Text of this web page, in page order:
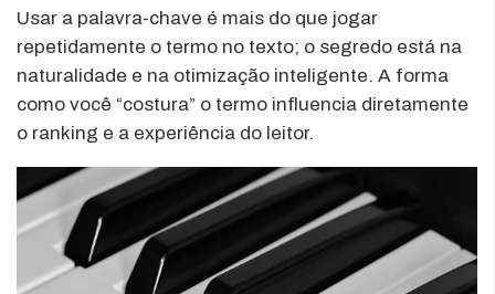
Usar a palavra-chave é mais do que jogar
repetidamente o termo no texto; o segredo está na
naturalidade e na otimização inteligente. A forma
como você “costura” o termo influencia diretamente
o ranking e a experiência do leitor.